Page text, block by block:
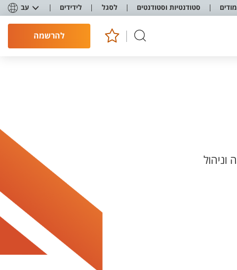
סטודנטיות וסטודנטים לסגל לידידים עב
להרשמה